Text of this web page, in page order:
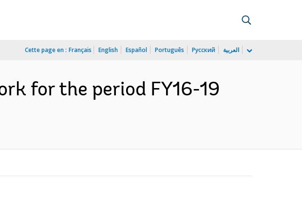
Cette page en : Français English Español Português Русский العربية
for the period FY16-19